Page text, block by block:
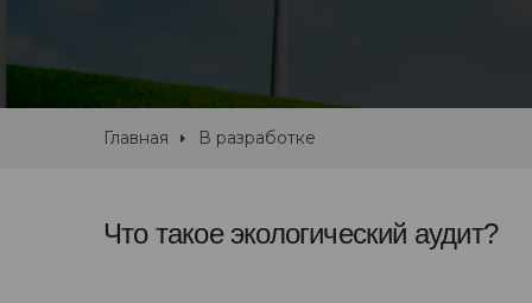
Главная В разработке
Что такое экологический аудит?